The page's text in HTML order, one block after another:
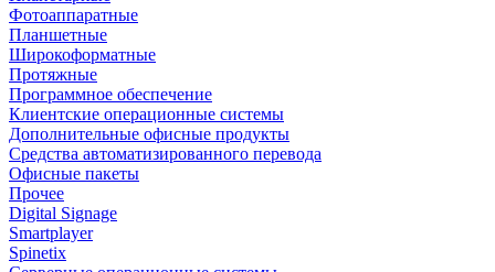
Фотоаппаратные
Планшетные
Широкоформатные
Протяжные
Программное обеспечение
Клиентские операционные системы
Дополнительные офисные продукты
Средства автоматизированного перевода
Офисные пакеты
Прочее
Digital Signage
Smartplayer
Spinetix